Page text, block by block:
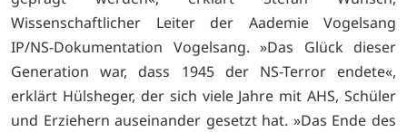
Wissenschaftlicher Leiter der Aademie Vogelsang
IP/NS-Dokumentation Vogelsang. »Das Glück dieser
Generation war, dass 1945 der NS-Terror endete«,
erklärt Hülsheger, der sich viele Jahre mit AHS, Schüler
und Erziehern auseinander gesetzt hat. »Das Ende des